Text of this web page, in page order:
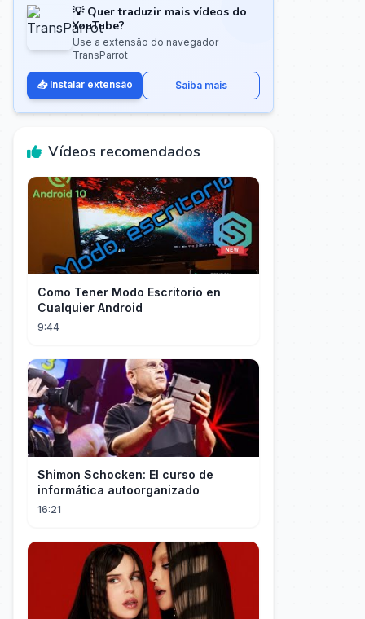
💡 Quer traduzir mais vídeos do
YouTube?
Use a extensão do navegador
TransParrot
📥 Instalar extensão Saiba mais
Vídeos recomendados
Como Tener Modo Escritorio en
Cualquier Android
9:44
Shimon Schocken: El curso de
informática autoorganizado
16:21